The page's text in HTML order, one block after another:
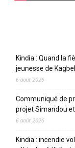
Kindia : Quand la
jeunesse de
6 août 2026
Communiqué de
projet Simandou
6 août 2026
Kindia : incendie